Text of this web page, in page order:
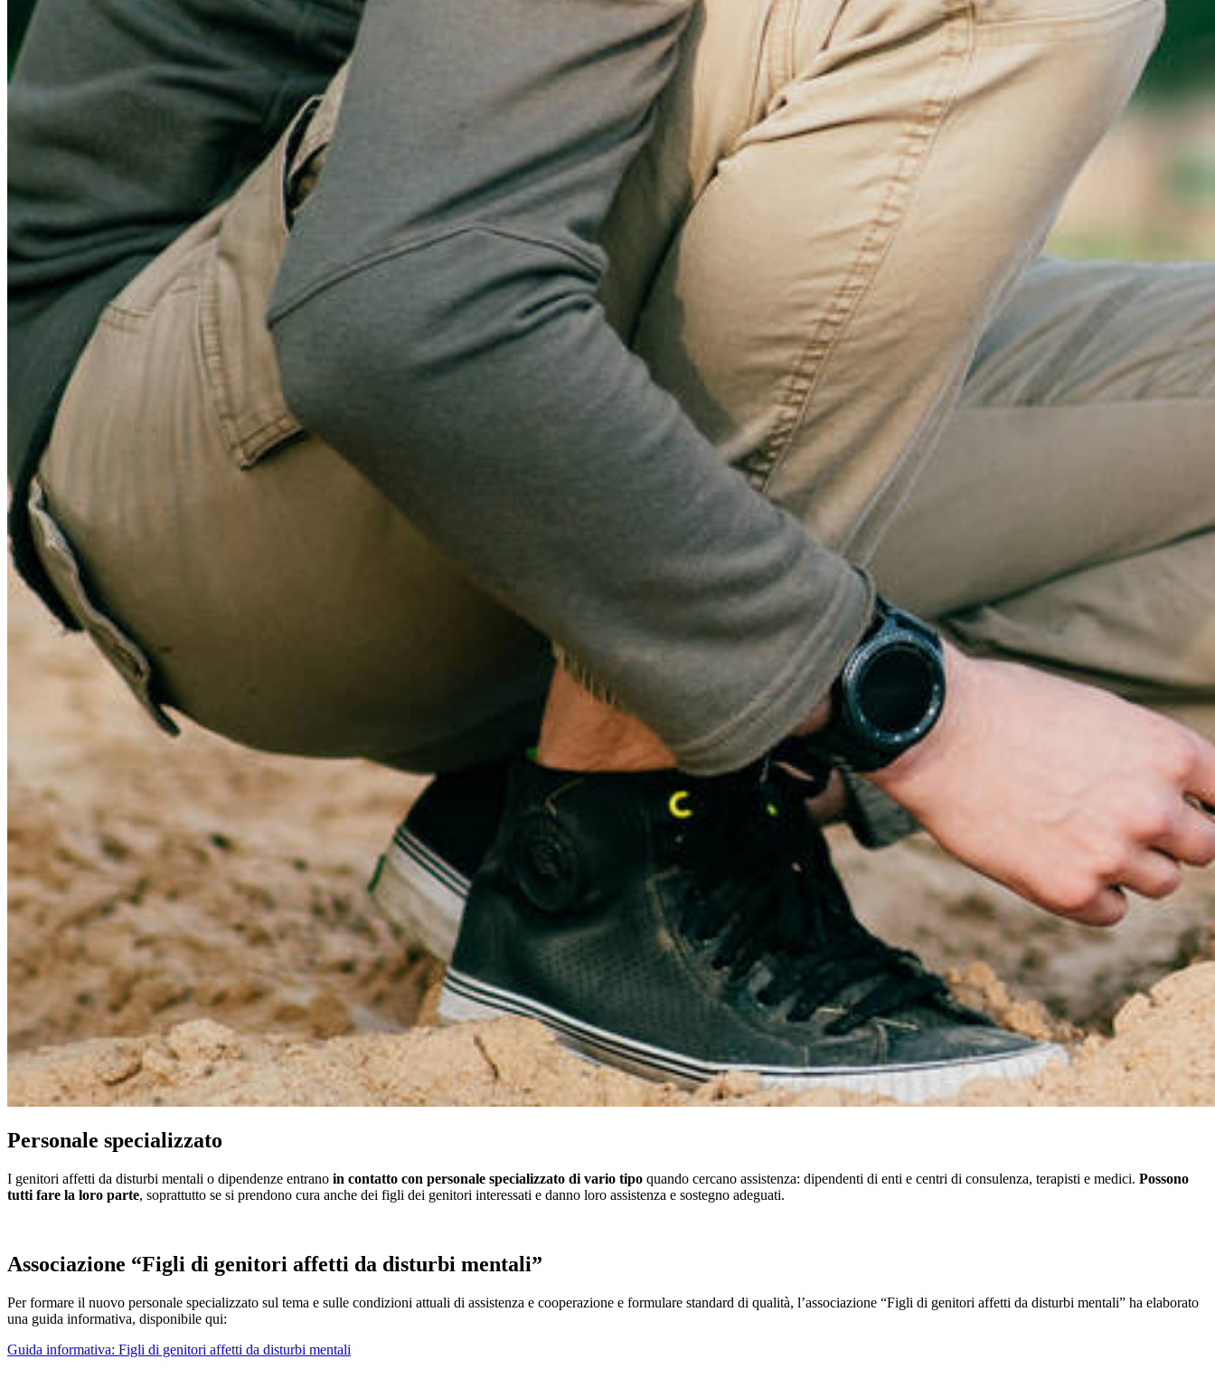
Personale specializzato
I genitori affetti da disturbi mentali o dipendenze entrano in contatto con personale specializzato di vario tipo quando cercano assistenza: dipendenti di enti e centri di consulenza, terapisti e medici. Possono
tutti fare la loro parte, soprattutto se si prendono cura anche dei figli dei genitori interessati e danno loro assistenza e sostegno adeguati.
Associazione “Figli di genitori affetti da disturbi mentali”
Per formare il nuovo personale specializzato sul tema e sulle condizioni attuali di assistenza e cooperazione e formulare standard di qualità, l’associazione “Figli di genitori affetti da disturbi mentali” ha elaborato
una guida informativa, disponibile qui:
Guida informativa: Figli di genitori affetti da disturbi mentali